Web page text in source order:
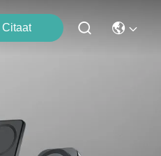
Citaat